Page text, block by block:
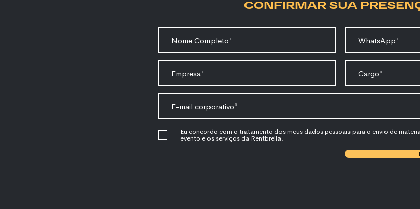
CONFIRMAR SUA
Eu concordo com o tratamento dos meus dados pessoais para o envio de
evento e os serviços da Rentbrella.